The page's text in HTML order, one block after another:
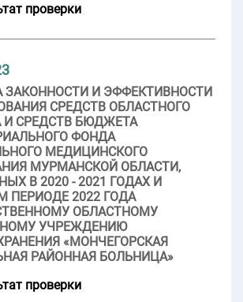
проверки
ЗАКОННОСТИ И ЭФФЕКТИВНОСТИ
СРЕДСТВ ОБЛАСТНОГО
СРЕДСТВ БЮДЖЕТА
ФОНДА
МЕДИЦИНСКОГО
МУРМАНСКОЙ ОБЛАСТИ,
В 2020 - 2021 ГОДАХ И
ПЕРИОДЕ 2022 ГОДА
ОБЛАСТНОМУ
УЧРЕЖДЕНИЮ
«МОНЧЕГОРСКАЯ
РАЙОННАЯ БОЛЬНИЦА»
проверки